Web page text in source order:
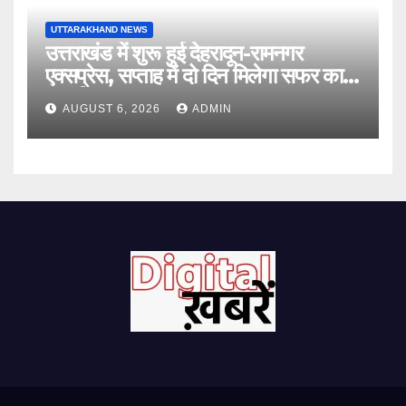
UTTARAKHAND NEWS
उत्तराखंड में शुरू हुई देहरादून-रामनगर
एक्सप्रेस, सप्ताह में दो दिन मिलेगा सफर का
नया विकल्प
AUGUST 6, 2026 ADMIN